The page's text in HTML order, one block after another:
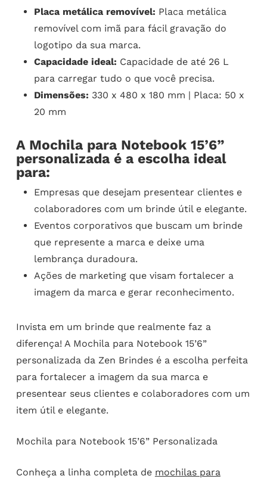
Placa metálica removível: Placa metálica
removível com imã para fácil gravação do
logotipo da sua marca.
Capacidade ideal: Capacidade de até 26 L
para carregar tudo o que você precisa.
Dimensões: 330 x 480 x 180 mm | Placa: 50 x
20 mm
A Mochila para Notebook 15’6”
personalizada é a escolha ideal
para:
Empresas que desejam presentear clientes e
colaboradores com um brinde útil e elegante.
Eventos corporativos que buscam um brinde
que represente a marca e deixe uma
lembrança duradoura.
Ações de marketing que visam fortalecer a
imagem da marca e gerar reconhecimento.
Invista em um brinde que realmente faz a
diferença! A Mochila para Notebook 15’6”
personalizada da Zen Brindes é a escolha perfeita
para fortalecer a imagem da sua marca e
presentear seus clientes e colaboradores com um
item útil e elegante.
Mochila para Notebook 15’6” Personalizada
Conheça a linha completa de mochilas para